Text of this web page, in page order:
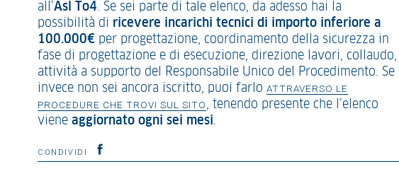
all’Asl To4. Se sei parte di tale elenco, da adesso hai la
possibilità di ricevere incarichi tecnici di importo inferiore a
100.000€ per progettazione, coordinamento della sicurezza in
fase di progettazione e di esecuzione, direzione lavori, collaudo,
attività a supporto del Responsabile Unico del Procedimento. Se
invece non sei ancora iscritto, puoi farlo ATTRAVERSO LE
PROCEDURE CHE TROVI SUL SITO, tenendo presente che l’elenco
viene aggiornato ogni sei mesi.
CONDIVIDI